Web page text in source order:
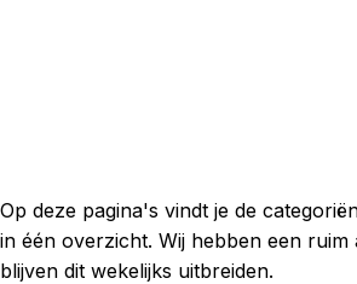
Op deze pagina's vindt je de
in één overzicht. Wij hebben een ruim
blijven dit wekelijks uitbreiden.